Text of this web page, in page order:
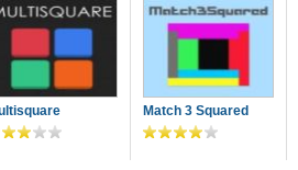
Match 3 Squared